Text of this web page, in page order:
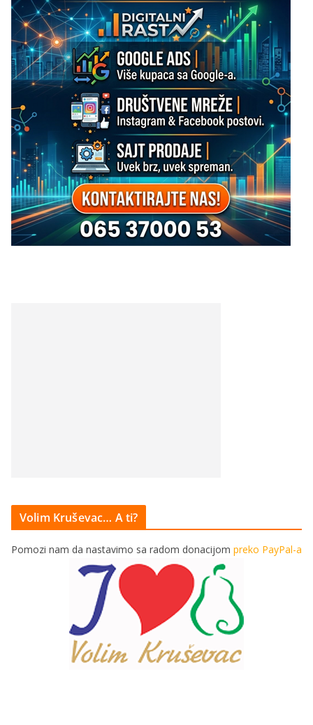
Volim Kruševac… A ti?
Pomozi nam da nastavimo sa radom donacijom preko PayPal-a